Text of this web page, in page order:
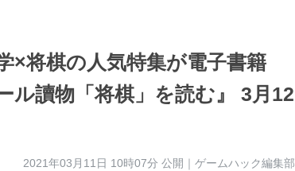
×将棋の人気特集が電子書籍
ル讀物「将棋」を読む』 3月12
2021年03月11日 10時07分 公開｜ゲームハック編集部